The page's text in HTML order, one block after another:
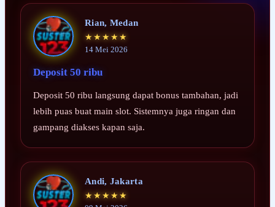
Rian, Medan
★★★★★
14 Mei 2026
Deposit 50 ribu
Deposit 50 ribu langsung dapat bonus tambahan, jadi
lebih puas buat main slot. Sistemnya juga ringan dan
gampang diakses kapan saja.
Andi, Jakarta
★★★★★